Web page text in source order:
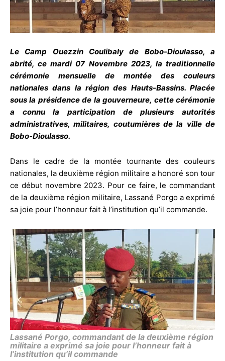
Le Camp Ouezzin Coulibaly de Bobo-Dioulasso, a
abrité, ce mardi 07 Novembre 2023, la traditionnelle
cérémonie mensuelle de montée des couleurs
nationales dans la région des Hauts-Bassins. Placée
sous la présidence de la gouverneure, cette cérémonie
a connu la participation de plusieurs autorités
administratives, militaires, coutumières de la ville de
Bobo-Dioulasso.
Dans le cadre de la montée tournante des couleurs
nationales, la deuxième région militaire a honoré son tour
ce début novembre 2023. Pour ce faire, le commandant
de la deuxième région militaire, Lassané Porgo a exprimé
sa joie pour l’honneur fait à l’institution qu’il commande.
Lassané Porgo, commandant de la deuxième région
militaire a exprimé sa joie pour l’honneur fait à
l’institution qu’il commande